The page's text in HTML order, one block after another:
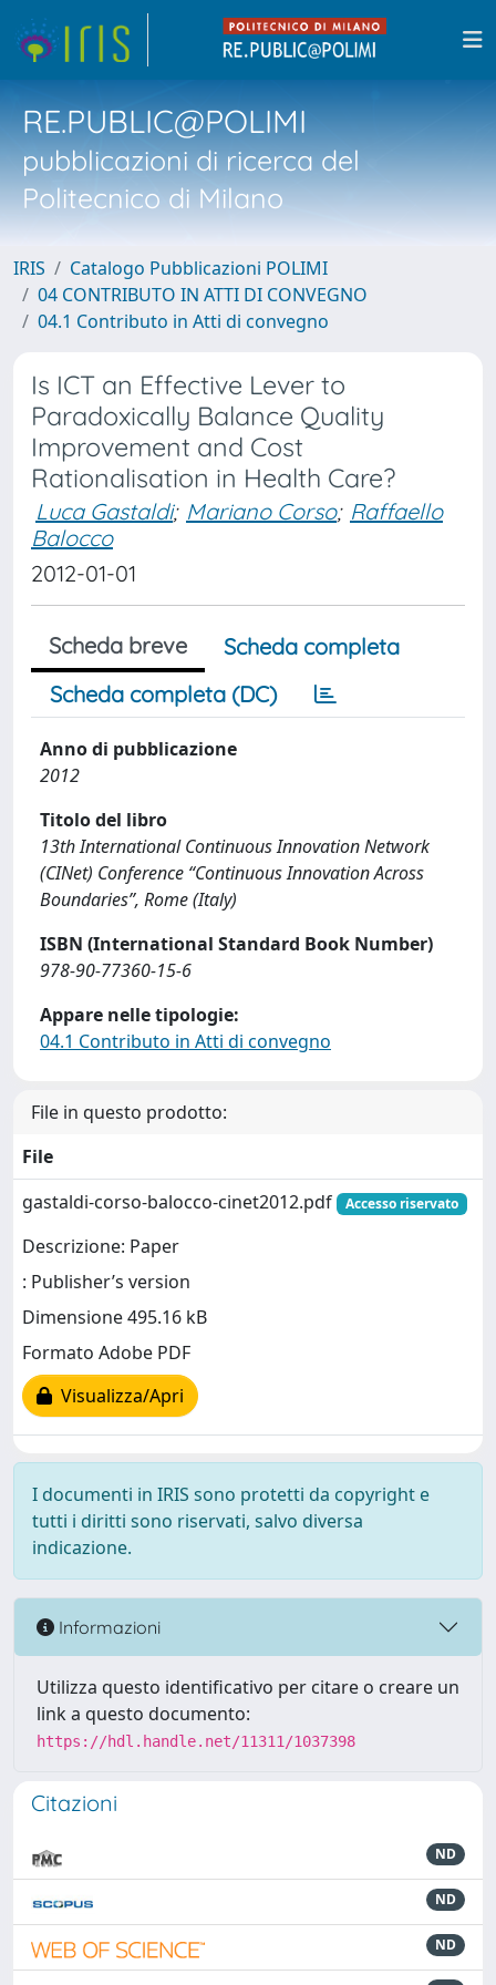
RE.PUBLIC@POLIMI
pubblicazioni di ricerca del
Politecnico di Milano
IRIS
Catalogo Pubblicazioni POLIMI
04 CONTRIBUTO IN ATTI DI CONVEGNO
04.1 Contributo in Atti di convegno
Is ICT an Effective Lever to
Paradoxically Balance Quality
Improvement and Cost
Rationalisation in Health Care?
Luca Gastaldi; Mariano Corso; Raffaello
Balocco
2012-01-01
Scheda breve
Scheda completa
Scheda completa (DC)
Anno di pubblicazione
2012
Titolo del libro
13th International Continuous Innovation Network
(CINet) Conference “Continuous Innovation Across
Boundaries”, Rome (Italy)
ISBN (International Standard Book Number)
978-90-77360-15-6
Appare nelle tipologie:
04.1 Contributo in Atti di convegno
File in questo prodotto:
File
gastaldi-corso-balocco-cinet2012.pdf
Accesso riservato
Descrizione: Paper
: Publisher’s version
Dimensione 495.16 kB
Formato Adobe PDF
Visualizza/Apri
I documenti in IRIS sono protetti da copyright e
tutti i diritti sono riservati, salvo diversa
indicazione.
Informazioni
Utilizza questo identificativo per citare o creare un
link a questo documento:
https://hdl.handle.net/11311/1037398
Citazioni
ND
ND
ND